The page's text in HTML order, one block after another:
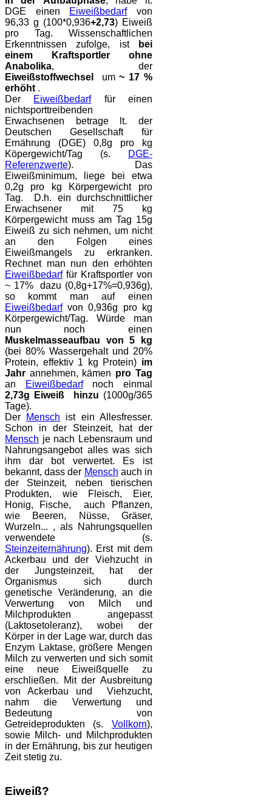
DGE einen
Eiweißbedarfvon
96,33 g (100*0,936+2,73) Eiweiß
pro Tag. Wissenschaftlichen
Erkenntnissen zufolge, ist
bei
einem Kraftsportler ohne
Anabolika, der
Eiweißstoffwechsel
um~ 17 %
erhöht .
Der
Eiweißbedarffür einen
nichtsporttreibenden
Erwachsenen betrage lt. der
Deutschen Gesellschaft für
Ernährung (DGE) 0,8g pro kg
Köpergewicht/Tag (s.
DGE-
Referenzwerte). Das
Eiweißminimum, liege bei etwa
0,2g pro kg Körpergewicht pro
Tag. D.h. ein durchschnittlicher
Erwachsener mit 75 kg
Körpergewicht muss am Tag 15g
Eiweiß zu sich nehmen, um nicht
an den Folgen eines
Eiweißmangels zu erkranken.
Rechnet man nun den erhöhten
Eiweißbedarffür Kraftsportler von
~ 17% dazu (0,8g+17%=0,936g),
so kommt man auf einen
Eiweißbedarfvon 0,936g pro kg
Körpergewicht/Tag. Würde man
nun noch einen
Muskelmasseaufbau von 5 kg
(bei 80% Wassergehalt und 20%
Protein, effektiv 1 kg Protein) im
Jahr annehmen, kämen pro Tag
an
Eiweißbedarfnoch einmal
2,73g Eiweiß hinzu (1000g/365
Tage).
Der
Mensch ist ein Allesfresser.
Schon in der Steinzeit, hat der
Mensch je nach Lebensraum und
Nahrungsangebot alles was sich
ihm dar bot verwertet. Es ist
bekannt, dass der Mensch auch in
der Steinzeit, neben tierischen
Produkten, wie Fleisch, Eier,
Honig, Fische, auch Pflanzen,
wie Beeren, Nüsse, Gräser,
Wurzeln... , als Nahrungsquellen
verwendete (s.
Steinzeiternährung). Erst mit dem
Ackerbau und der Viehzucht in
der Jungsteinzeit, hat der
Organismus sich durch
genetische Veränderung, an die
Verwertung von Milch und
Milchprodukten angepasst
(Laktosetoleranz), wobei der
Körper in der Lage war, durch das
Enzym Laktase, größere Mengen
Milch zu verwerten und sich somit
eine neue Eiweißquelle zu
erschließen. Mit der Ausbreitung
von Ackerbau und Viehzucht,
nahm die Verwertung und
Bedeutung von
Getreideprodukten (s. Vollkorn),
sowie Milch- und Milchprodukten
in der Ernährung, bis zur heutigen
Zeit stetig zu.
Eiweiß?